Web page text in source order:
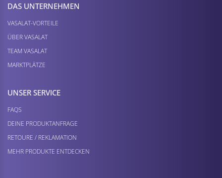
DAS UNTERNEHMEN
VASALAT-VORTEILE
ÜBER VASALAT
TEAM VASALAT
MARKTPLÄTZE
UNSER SERVICE
FAQS
DEINE PRODUKTANFRAGE
RETOURE / REKLAMATION
MEHR PRODUKTE ENTDECKEN